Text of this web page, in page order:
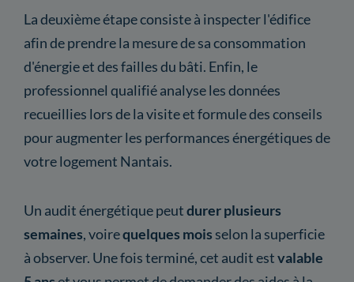
La deuxième étape consiste à inspecter l'édifice
afin de prendre la mesure de sa consommation
d'énergie et des failles du bâti. Enfin, le
professionnel qualifié analyse les données
recueillies lors de la visite et formule des conseils
pour augmenter les performances énergétiques de
votre logement Nantais.
Un audit énergétique peutdurer plusieurs
semaines, voirequelques mois selon la superficie
à observer. Une fois terminé, cet audit estvalable